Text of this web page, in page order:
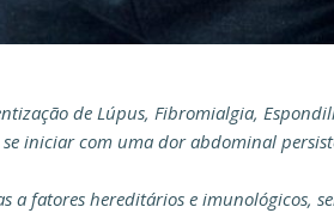
de Lúpus, Fibromialgia,
iniciar com uma dor abdominal
a fatores hereditários e imunológicos,